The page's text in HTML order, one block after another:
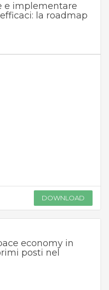
e implementare
la roadmap
DOWNLOAD
economy in
posti nel